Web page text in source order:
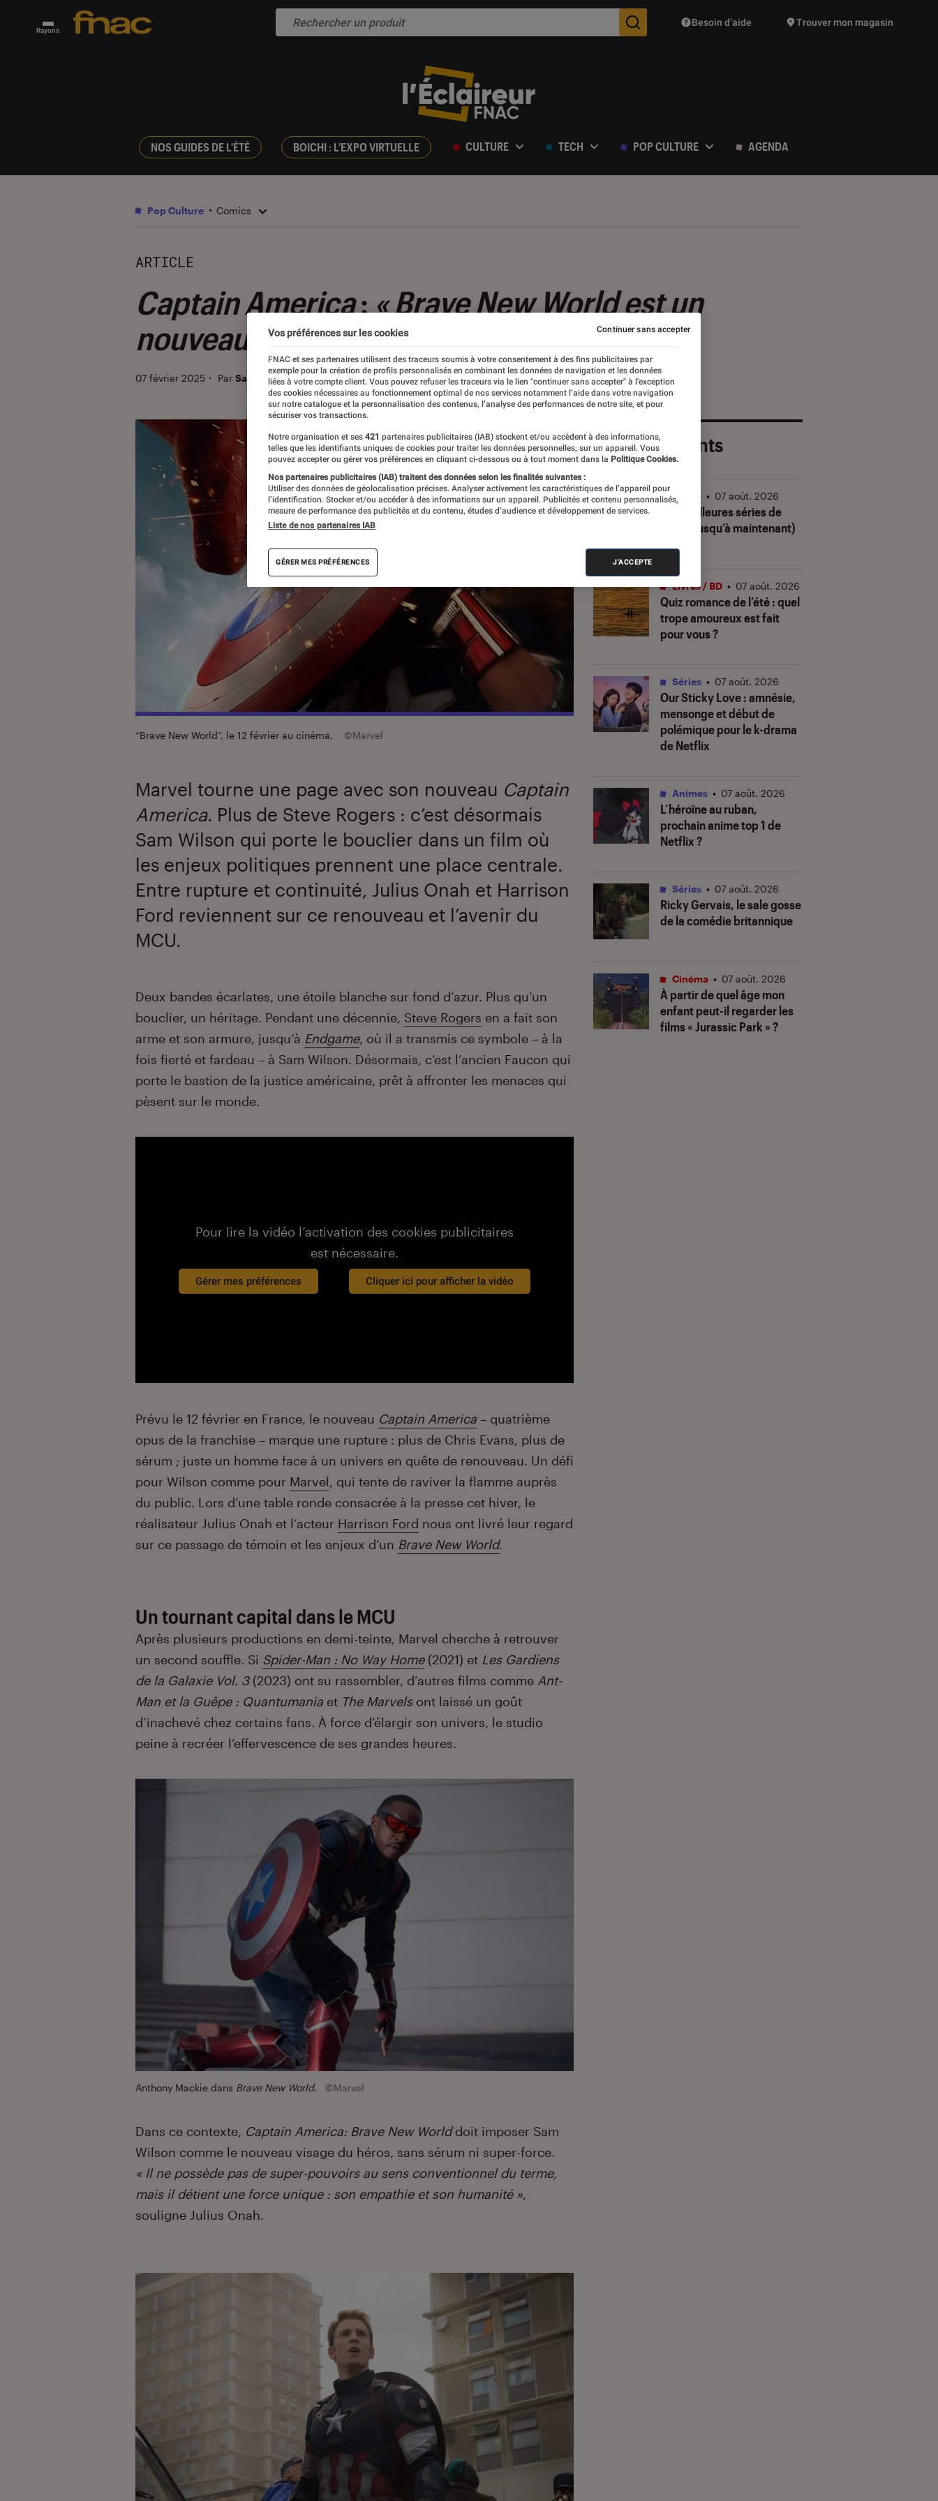
Rayons Des suggestions de produits vont vous être proposées
Besoin d’aide Trouver mon magasin
NOS GUIDES DE L'ÉTÉ BOICHI : L'EXPO VIRTUELLE CULTURE TECH POP CULTURE AGENDA
Pop Culture Comics
ARTICLE
Captain America:« Brave New World est un
nouveau départ »
07 février 2025 ・ Par Sarah Dupont
“Brave New World”, le 12 février au cinéma. ©Marvel
Marvel tourne une page avec son nouveau Captain
America. Plus de Steve Rogers : c’est désormais
Sam Wilson qui porte le bouclier dans un film où
les enjeux politiques prennent une place centrale.
Entre rupture et continuité, Julius Onah et Harrison
Ford reviennent sur ce renouveau et l’avenir du
MCU.
Introduction
Deux bandes écarlates, une étoile blanche sur fond d’azur. Plus qu’un
bouclier, un héritage. Pendant une décennie, Steve Rogers en a fait son
arme et son armure, jusqu’à Endgame, où il a transmis ce symbole – à la
fois fierté et fardeau – à Sam Wilson. Désormais, c’est l’ancien Faucon qui
porte le bastion de la justice américaine, prêt à affronter les menaces qui
pèsent sur le monde.
Pour lire la vidéo l’activation des cookies publicitaires
est nécessaire.
Gérer mes préférences Cliquer ici pour afficher la vidéo
Prévu le 12 février en France, le nouveau Captain America – quatrième
opus de la franchise – marque une rupture : plus de Chris Evans, plus de
sérum ; juste un homme face à un univers en quête de renouveau. Un défi
pour Wilson comme pour Marvel, qui tente de raviver la flamme auprès
du public. Lors d’une table ronde consacrée à la presse cet hiver, le
réalisateur Julius Onah et l’acteur Harrison Ford nous ont livré leur regard
sur ce passage de témoin et les enjeux d’un Brave New World.
Un tournant capital dans le MCU
Après plusieurs productions en demi-teinte, Marvel cherche à retrouver
un second souffle. Si Spider-Man : No Way Home (2021) et Les Gardiens
de la Galaxie Vol. 3(2023) ont su rassembler, d’autres films comme Ant-
Man et la Guêpe : Quantumania et The Marvelsont laissé un goût
d’inachevé chez certains fans. À force d’élargir son univers, le studio
peine à recréer l’effervescence de ses grandes heures.
Anthony Mackie dans Brave New World. ©Marvel
Dans ce contexte, Captain America: Brave New Worlddoit imposer Sam
Wilson comme le nouveau visage du héros, sans sérum ni super-force.
« Il ne possède pas de super-pouvoirs au sens conventionnel du terme,
mais il détient une force unique : son empathie et son humanité »,
souligne Julius Onah.
Les plus récents
Les meilleures séries de
2026 (jusqu’à maintenant)
Séries • 07 août. 2026
Quiz romance de l’été : quel
trope amoureux est fait
pour vous ?
Livres / BD • 07 août. 2026
Our Sticky Love: amnésie,
mensonge et début de
polémique pour le k-drama
de Netflix
Séries • 07 août. 2026
L’héroïne au ruban,
prochain anime top 1 de
Netflix ?
Animes • 07 août. 2026
Ricky Gervais, le sale gosse
de la comédie britannique
Séries • 07 août. 2026
À partir de quel âge mon
enfant peut-il regarder les
films « Jurassic Park » ?
Cinéma • 07 août. 2026
Vos préférences sur les cookies
FNAC et ses partenaires utilisent des traceurs soumis à votre consentement à des fins publicitaires par
exemple pour la création de profils personnalisés en combinant les données de navigation et les données
liées à votre compte client. Vous pouvez refuser les traceurs via le lien "continuer sans accepter" à l’exception
des cookies nécessaires au fonctionnement optimal de nos services notamment l’aide dans votre navigation
sur notre catalogue et la personnalisation des contenus, l’analyse des performances de notre site, et pour
sécuriser vos transactions.
Notre organisation et ses 421 partenaires publicitaires (IAB) stockent et/ou accèdent à des informations,
telles que les identifiants uniques de cookies pour traiter les données personnelles, sur un appareil. Vous
pouvez accepter ou gérer vos préférences en cliquant ci-dessous ou à tout moment dans la Politique Cookies.
Nos partenaires publicitaires (IAB) traitent des données selon les finalités suivantes :
Utiliser des données de géolocalisation précises. Analyser activement les caractéristiques de l’appareil pour
l’identification. Stocker et/ou accéder à des informations sur un appareil. Publicités et contenu personnalisés,
mesure de performance des publicités et du contenu, études d’audience et développement de services.
Liste de nos partenaires IAB
GÉRER MES PRÉFÉRENCES J'ACCEPTE
Continuer sans accepter